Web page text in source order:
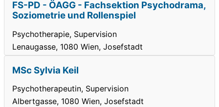
FS-PD - ÖAGG - Fachsektion Psychodrama,
Soziometrie und Rollenspiel
Psychotherapie, Supervision
Lenaugasse, 1080 Wien, Josefstadt
MSc Sylvia Keil
Psychotherapeutin, Supervision
Albertgasse, 1080 Wien, Josefstadt